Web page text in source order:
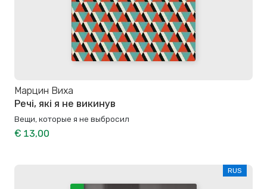
Марцин Виха
Речі, які я не викинув
Вещи, которые я не выбросил
€ 13,00
RUS